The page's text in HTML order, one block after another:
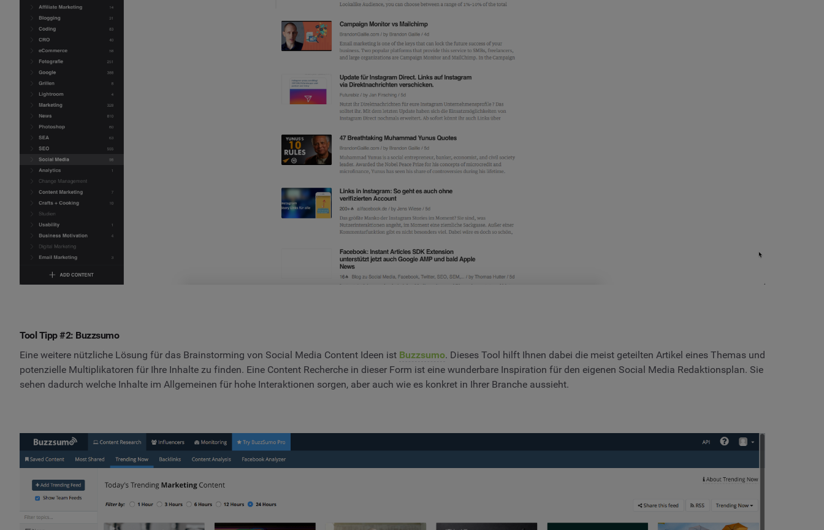
Tool Tipp #2: Buzzsumo
Eine weitere nützliche Lösung für das Brainstorming von Social Media Content Ideen ist Buzzsumo. Dieses Tool hilft Ihnen dabei die meist geteilten Artikel eines Themas und
potenzielle Multiplikatoren für Ihre Inhalte zu finden. Eine Content Recherche in dieser Form ist eine wunderbare Inspiration für den eigenen Social Media Redaktionsplan. Sie
sehen dadurch welche Inhalte im Allgemeinen für hohe Interaktionen sorgen, aber auch wie es konkret in Ihrer Branche aussieht.